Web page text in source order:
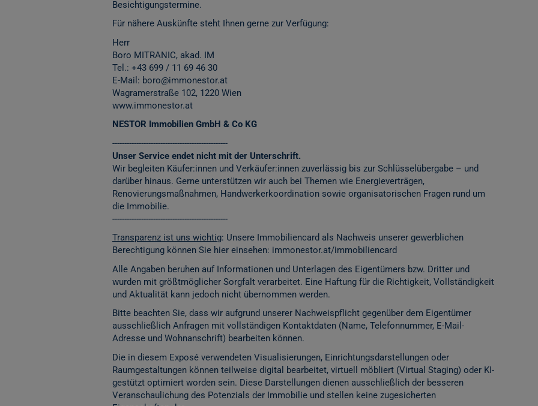
Besichtigungstermine.
Für nähere Auskünfte steht Ihnen gerne zur Verfügung:
Herr
Boro MITRANIC, akad. IM
Tel.: +43 699 / 11 69 46 30
E-Mail: boro@immonestor.at
Wagramerstraße 102, 1220 Wien
www.immonestor.at
NESTOR Immobilien GmbH & Co KG
------------------------------------------------
Unser Service endet nicht mit der Unterschrift.
Wir begleiten Käufer:innen und Verkäufer:innen zuverlässig bis zur Schlüsselübergabe – und
darüber hinaus. Gerne unterstützen wir auch bei Themen wie Energieverträgen,
Renovierungsmaßnahmen, Handwerkerkoordination sowie organisatorischen Fragen rund um
die Immobilie.
------------------------------------------------
Transparenz ist uns wichtig: Unsere Immobiliencard als Nachweis unserer gewerblichen
Berechtigung können Sie hier einsehen: immonestor.at/immobiliencard
Alle Angaben beruhen auf Informationen und Unterlagen des Eigentümers bzw. Dritter und
wurden mit größtmöglicher Sorgfalt verarbeitet. Eine Haftung für die Richtigkeit, Vollständigkeit
und Aktualität kann jedoch nicht übernommen werden.
Bitte beachten Sie, dass wir aufgrund unserer Nachweispflicht gegenüber dem Eigentümer
ausschließlich Anfragen mit vollständigen Kontaktdaten (Name, Telefonnummer, E-Mail-
Adresse und Wohnanschrift) bearbeiten können.
Die in diesem Exposé verwendeten Visualisierungen, Einrichtungsdarstellungen oder
Raumgestaltungen können teilweise digital bearbeitet, virtuell möbliert (Virtual Staging) oder KI-
gestützt optimiert worden sein. Diese Darstellungen dienen ausschließlich der besseren
Veranschaulichung des Potenzials der Immobilie und stellen keine zugesicherten